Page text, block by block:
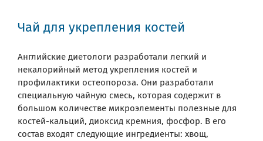
Чай для укрепления костей
Английские диетологи разработали легкий и
некалорийный метод укрепления костей и
профилактики остеопороза. Они разработали
специальную чайную смесь, которая содержит в
большом количестве микроэлементы полезные для
костей-кальций, диоксид кремния, фосфор. В его
состав входят следующие ингредиенты: хвощ,